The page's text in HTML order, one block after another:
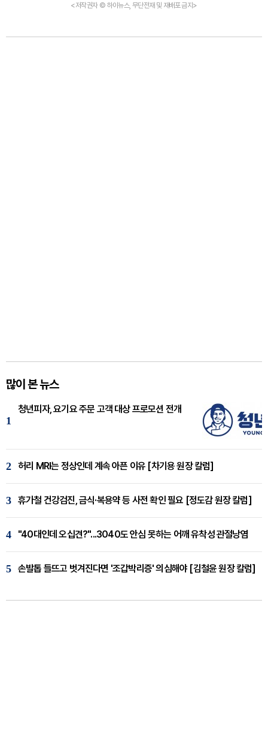
<저작권자 © 하이뉴스, 무단전재 및 재배포 금지>
많이 본 뉴스
1
청년피자, 요기요 주문 고객 대상 프로모션 전개
2 허리 MRI는 정상인데 계속 아픈 이유 [차기용 원장 칼럼]
3 휴가철 건강검진, 금식·복용약 등 사전 확인 필요 [정도감 원장 칼럼]
4 "40대인데 오십견?"...3040도 안심 못하는 어깨 유착성 관절낭염
5 손발톱 들뜨고 벗겨진다면 '조갑박리증' 의심해야 [김철윤 원장 칼럼]